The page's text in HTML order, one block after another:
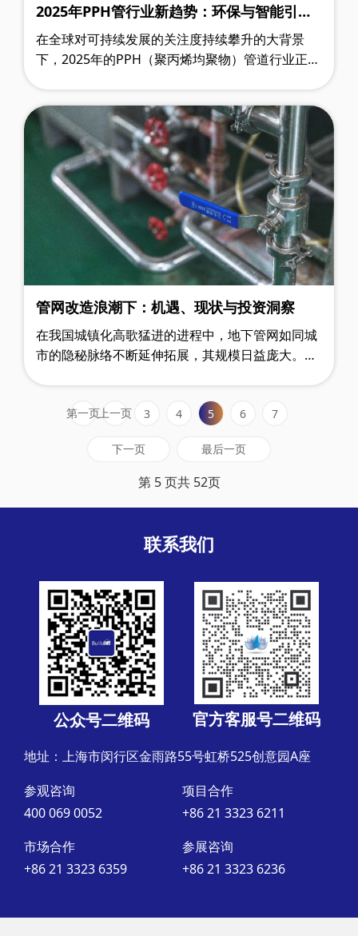
2025年PPH管行业新趋势：环保与智能引领
变革
在全球对可持续发展的关注度持续攀升的大背景
下，2025年的PPH（聚丙烯均聚物）管道行业正站
管网改造浪潮下：机遇、现状与投资洞察
在我国城镇化高歌猛进的进程中，地下管网如同城
市的隐秘脉络不断延伸拓展，其规模日益庞大。然
第一页上一页 3 4 5 6 7
下一页 最后一页
第 5 页共 52页
联系我们
公众号二维码 官方客服号二维码
地址：上海市闵行区金雨路55号虹桥525创意园A座
参观咨询
400 069 0052
项目合作
+86 21 3323 6211
市场合作
+86 21 3323 6359
参展咨询
+86 21 3323 6236